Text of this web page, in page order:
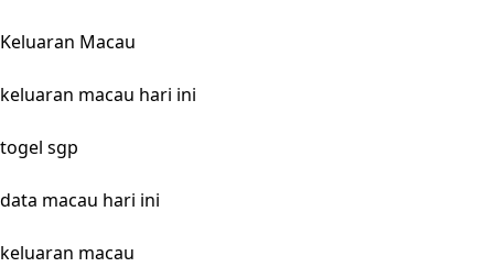
Keluaran Macau
keluaran macau hari ini
togel sgp
data macau hari ini
keluaran macau